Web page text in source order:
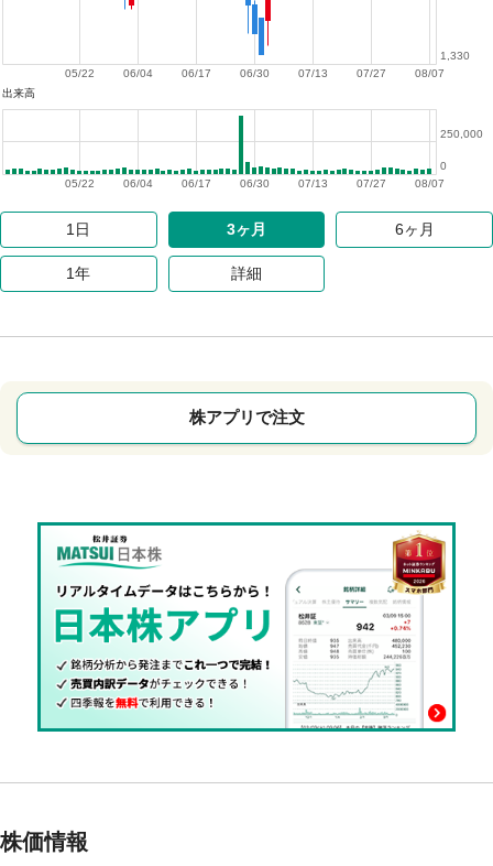
08/07
07/27
07/13
06/30
06/17
06/04
05/22
1,330
出来高
08/07
07/27
07/13
06/30
06/17
06/04
05/22
0
250,000
1日 3ヶ月 6ヶ月
1年 詳細
株アプリで注文
株価情報